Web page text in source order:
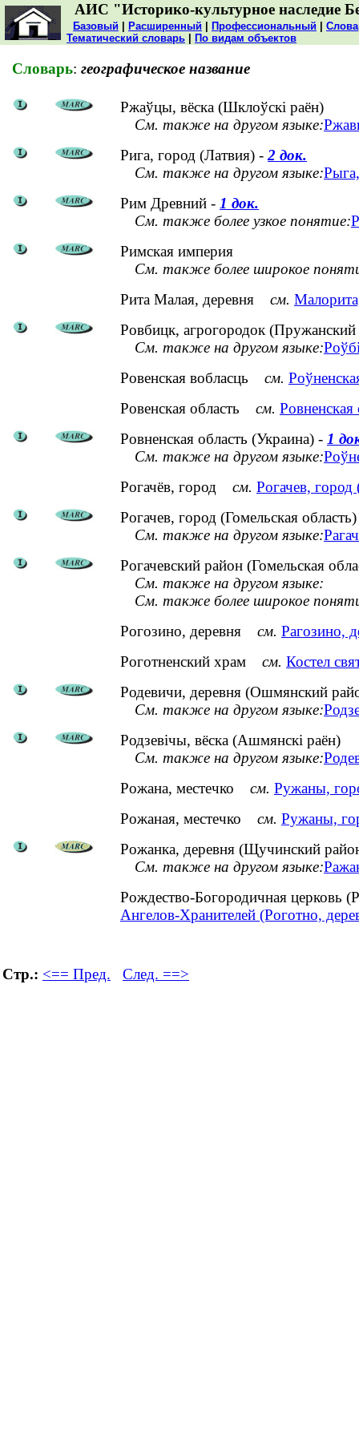
АИС "Историко-культурное наследие
Базовый Расширенный Профессиональный
Тематический словарь
По видам объектов
Словарь: географическое название
Ржаўцы, вёска (Шклоўскі раён)
См. также на другом языке:
Рига, город (Латвия) -2 док.
См. также на другом языке:
Рим Древний - 1 док.
См. также более узкое понятие:
Римская империя
См. также более широкое
Рита Малая, деревня см.
Ровбицк, агрогородок
См. также на другом языке:
Ровенская вобласць см.
Ровенская область см. Ровненская
Ровненская область (Украина) - 1
См. также на другом языке:
Рогачёв, город см. Рогачев, город
Рогачев, город (Гомельская
См. также на другом языке:
Рогачевский район (Гомельская
См. также на другом языке:
См. также более широкое
Рогозино, деревня см. Рагозино,
Роготненский храм см. Костел
Родевичи, деревня (Ошмянский
См. также на другом языке:
Родзевічы, вёска (Ашмянскі раён)
См. также на другом языке:
Рожана, местечко см. Ружаны,
Рожаная, местечко см. Ружаны,
Рожанка, деревня (Щучинский
См. также на другом языке:
Рождество-Богородичная церковь
Ангелов-Хранителей (Роготно,
Стр.: <== Пред. След. ==>